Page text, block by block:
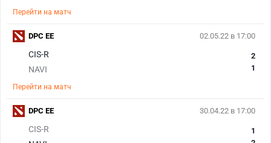
Перейти на матч
02.05.22 в 17:00
CIS-R
NAVI
2
1
Перейти на матч
DPC EE
30.04.22 в 17:00
CIS-R
1
DPC EE